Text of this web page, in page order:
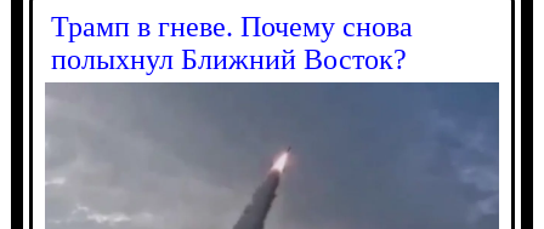
Трамп в гневе. Почему снова
полыхнул Ближний Восток?